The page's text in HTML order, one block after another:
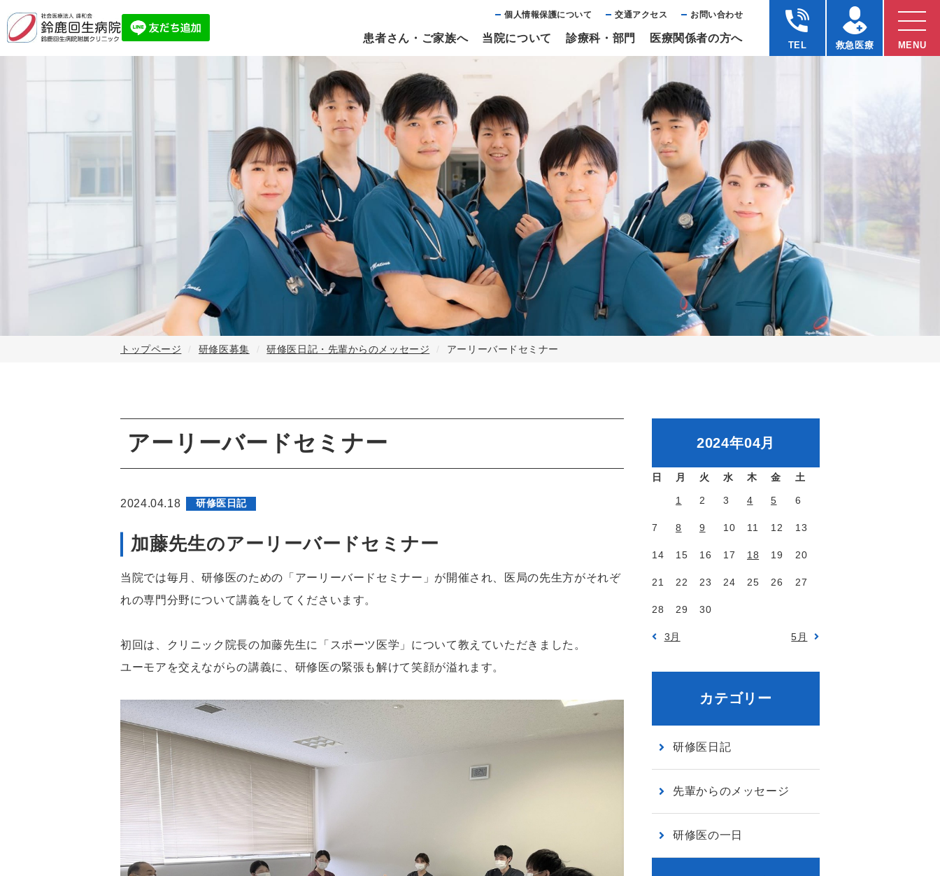
ー
リ
個⼈情報保護について 交通アクセス お問い合わせ
患者さん・ご家族へ 当院について 診療科・部⾨ 医療関係者の⽅へ
TEL 救急医療 MENU
トップページ 研修医募集 研修医日記・先輩からのメッセージ アーリーバードセミナー
アーリーバードセミナー
2024.04.18 研修医日記
加藤先生のアーリーバードセミナー
当院では毎月、研修医のための「アーリーバードセミナー」が開催され、医局の先生方がそれぞ
れの専門分野について講義をしてくださいます。
初回は、クリニック院長の加藤先生に「スポーツ医学」について教えていただきました。
ユーモアを交えながらの講義に、研修医の緊張も解けて笑顔が溢れます。
2024年04月
日 月 火 水 木 金 土
3月 5月
1 2 3 4 5 6
7 8 9 10 11 12 13
14 15 16 17 18 19 20
21 22 23 24 25 26 27
28 29 30
カテゴリー
研修医日記
先輩からのメッセージ
研修医の一日